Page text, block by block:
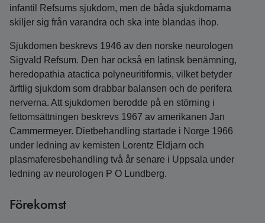
infantil Refsums sjukdom, men de båda sjukdomarna
skiljer sig från varandra och ska inte blandas ihop.
Sjukdomen beskrevs 1946 av den norske neurologen
Sigvald Refsum. Den har också en latinsk benämning,
heredopathia atactica polyneuritiformis, vilket betyder
ärftlig sjukdom som drabbar balansen och de perifera
nerverna. Att sjukdomen berodde på en störning i
fettomsättningen beskrevs 1967 av amerikanen Jan
Cammermeyer. Dietbehandling startade i Norge 1966
under ledning av kemisten Lorentz Eldjarn och
plasmaferesbehandling två år senare i Uppsala under
ledning av neurologen P O Lundberg.
Förekomst